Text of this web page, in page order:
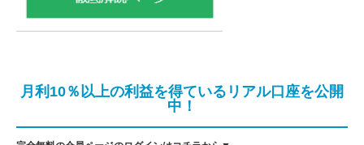
月利10％以上の利益を得ているリアル口座を公開
中！